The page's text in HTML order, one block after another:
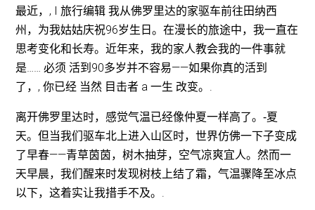
最近，,
旅行编辑 我从佛罗里达的家驱车前往田纳西
州，为我姑姑庆祝96岁生日。在漫长的旅途中，我一直在
思考变化和长寿。近年来，我的家人教会我的一件事就
是……必须 活到90多岁并不容易——如果你真的活到
了，,你已经 当然 目击者 a一生 改变。.
离开佛罗里达时，感觉气温已经像仲夏一样高了。‑夏
天。但当我们驱车北上进入山区时，世界仿佛一下子变成
了早春——青草茵茵，树木抽芽，空气凉爽宜人。然而一
天早晨，我们醒来时发现树枝上结了霜，气温骤降至冰点
以下，这着实让我措手不及。.